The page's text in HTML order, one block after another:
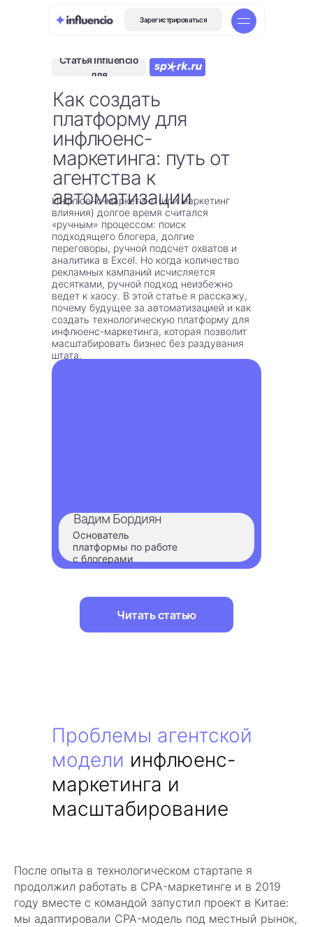
Зарегистрироваться
Как создать
платформу для
инфлюенс-
маркетинга: путь от
агентства к
автоматизации
Инфлюенс-маркетинг (или маркетинг
влияния) долгое время считался
«ручным» процессом: поиск
подходящего блогера, долгие
переговоры, ручной подсчет охватов и
аналитика в Excel. Но когда количество
рекламных кампаний исчисляется
десятками, ручной подход неизбежно
ведет к хаосу. В этой статье я расскажу,
почему будущее за автоматизацией и как
создать технологическую платформу для
инфлюенс-маркетинга, которая позволит
масштабировать бизнес без раздувания
штата.
Зарегистрироваться
Статья Influencio
для
Читать статью
Вадим Бордиян
Основатель
платформы по работе
с блогерами
Проблемы агентской
модели инфлюенс-
маркетинга и
масштабирование
После опыта в технологическом стартапе я
продолжил работать в CPA-маркетинге и в 2019
году вместе с командой запустил проект в Китае:
мы адаптировали CPA-модель под местный рынок,